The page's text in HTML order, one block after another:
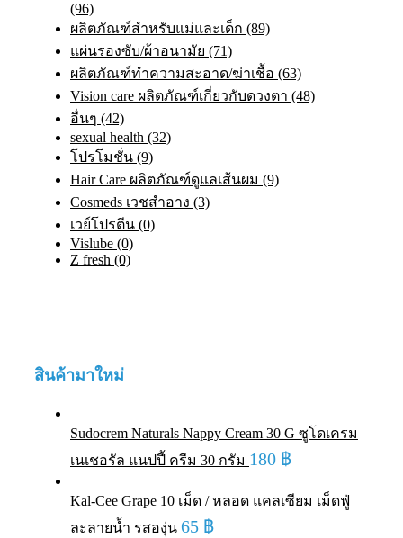
(96)
ผลิตภัณฑ์สำหรับแม่และเด็ก (89)
แผ่นรองซับ/ผ้าอนามัย (71)
ผลิตภัณฑ์ทําความสะอาด/ฆ่าเชื้อ (63)
Vision care ผลิตภัณฑ์เกี่ยวกับดวงตา (48)
อื่นๆ (42)
sexual health (32)
โปรโมชั่น (9)
Hair Care ผลิตภัณฑ์ดูแลเส้นผม (9)
Cosmeds เวชสําอาง (3)
เวย์โปรตีน (0)
Vislube (0)
Z fresh (0)
สินค้ามาใหม่
Sudocrem Naturals Nappy Cream 30 G ซูโดเครม
เนเชอรัล แนปปี้ ครีม 30 กรัม 180 ฿
Kal-Cee Grape 10 เม็ด / หลอด แคลเซียม เม็ดฟู่
ละลายน้ำ รสองุ่น 65 ฿